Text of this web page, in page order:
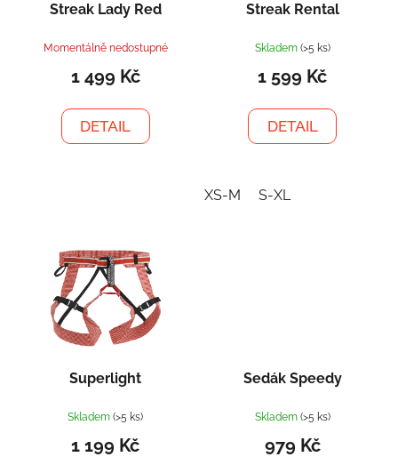
Streak Lady Red
Momentálně nedostupné
1 499 Kč
DETAIL
Streak Rental
Skladem (>5 ks)
1 599 Kč
DETAIL
XS-M S-XL
Superlight
Skladem(>5 ks)
1 199 Kč
Sedák Speedy
Skladem (>5 ks)
979 Kč